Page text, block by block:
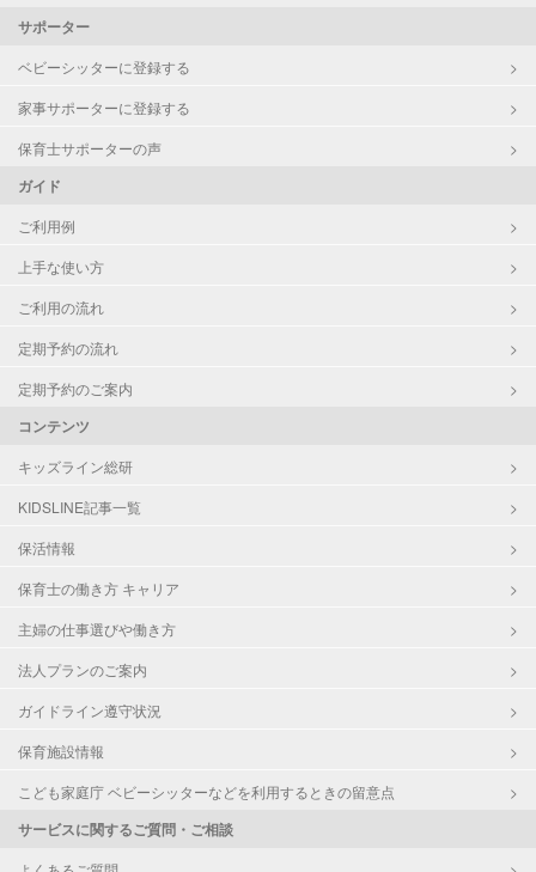
サポーター
ベビーシッターに登録する
家事サポーターに登録する
保育士サポーターの声
ガイド
ご利用例
上手な使い方
ご利用の流れ
定期予約の流れ
定期予約のご案内
コンテンツ
キッズライン総研
KIDSLINE記事一覧
保活情報
保育士の働き方 キャリア
主婦の仕事選びや働き方
法人プランのご案内
ガイドライン遵守状況
保育施設情報
こども家庭庁 ベビーシッターなどを利用するときの留意点
サービスに関するご質問・ご相談